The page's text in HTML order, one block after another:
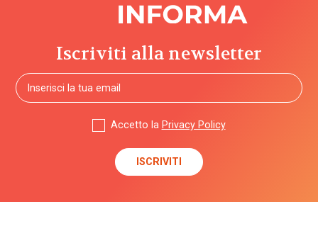
Iscriviti alla newsletter
Accetto la Privacy Policy